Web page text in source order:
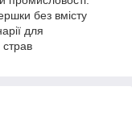
без вмісту
для
страв